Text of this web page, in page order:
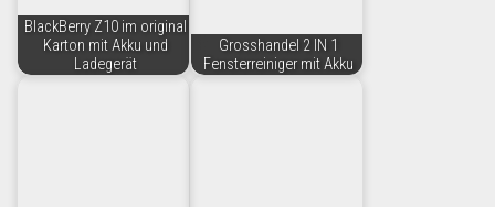
BlackBerry Z10 im original
Karton mit Akku und
Ladegerät
Grosshandel 2 IN 1
Fensterreiniger mit Akku